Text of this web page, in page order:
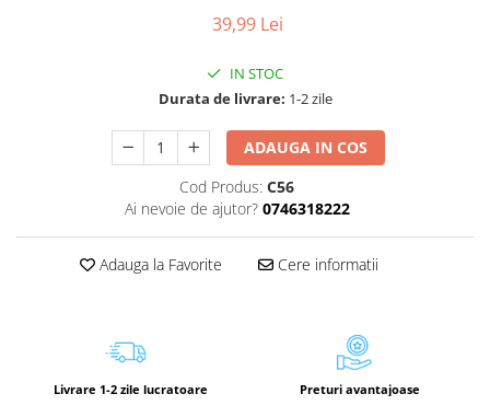
39,99 Lei
IN STOC
Durata de livrare: 1-2 zile
ADAUGA IN COS
Cod Produs: C56
Ai nevoie de ajutor? 0746318222
Adauga la Favorite Cere informatii
Livrare 1-2 zile lucratoare Preturi avantajoase